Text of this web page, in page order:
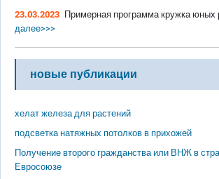
23.03.2023 Примерная программа кружка юных
далее>>>
новые публикации
хелат железа для растений
подсветка натяжных потолков в прихожей
Получение второго гражданства или ВНЖ в
Евросоюзе